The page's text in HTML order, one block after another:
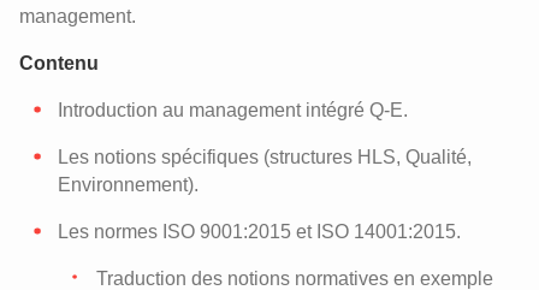
management.
Contenu
Introduction au management intégré Q-E.
Les notions spécifiques (structures HLS, Qualité,
Environnement).
Les normes ISO 9001:2015 et ISO 14001:2015.
Traduction des notions normatives en exemple